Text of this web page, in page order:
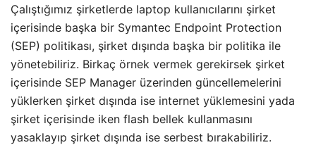
Çalıştığımız şirketlerde laptop kullanıcılarını şirket
içerisinde başka bir Symantec Endpoint Protection
(SEP) politikası, şirket dışında başka bir politika ile
yönetebiliriz. Birkaç örnek vermek gerekirsek şirket
içerisinde SEP Manager üzerinden güncellemelerini
yüklerken şirket dışında ise internet yüklemesini yada
şirket içerisinde iken flash bellek kullanmasını
yasaklayıp şirket dışında ise serbest bırakabiliriz.